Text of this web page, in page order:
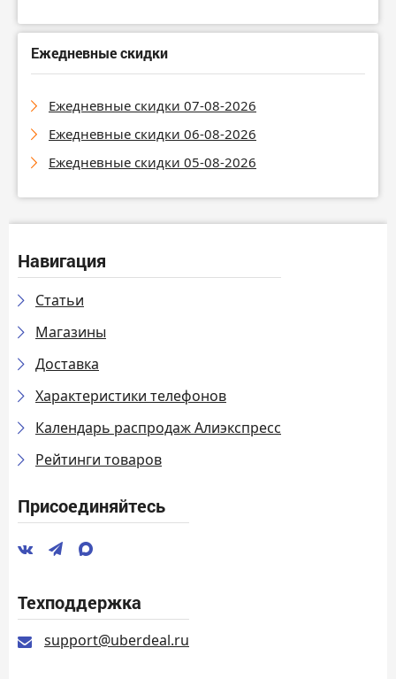
Ежедневные скидки
Ежедневные скидки 07-08-2026
Ежедневные скидки 06-08-2026
Ежедневные скидки 05-08-2026
Навигация
Статьи
Магазины
Доставка
Характеристики телефонов
Календарь распродаж Алиэкспресс
Рейтинги товаров
Присоединяйтесь
Техподдержка
support@uberdeal.ru